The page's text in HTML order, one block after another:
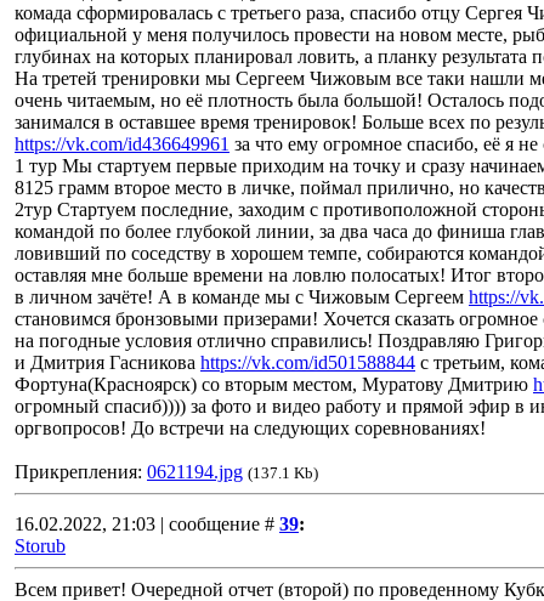
комада сформировалась с третьего раза, спасибо отцу
официальной у меня получилось провести на новом месте,
глубинах на которых планировал ловить, а планку
На третей тренировки мы Сергеем Чижовым все таки нашли
очень читаемым, но её плотность была большой! Осталось
занимался в оставшее время тренировок! Больше всех по
https://vk.com/id436649961 за что ему огромное спасибо, её я
1 тур Мы стартуем первые приходим на точку и сразу
8125 грамм второе место в личке, поймал прилично, но
2тур Стартуем последние, заходим с противоположной
командой по более глубокой линии, за два часа до финиша
ловивший по соседству в хорошем темпе, собираются
оставляя мне больше времени на ловлю полосатых! Итог
в личном зачёте! А в команде мы с Чижовым Сергеем https://
становимся бронзовыми призерами! Хочется сказать
на погодные условия отлично справились! Поздравляю
и Дмитрия Гасникова https://vk.com/id501588844 с третьим,
Фортуна(Красноярск) со вторым местом, Муратову Дмитрию
огромный спасиб)))) за фото и видео работу и прямой эфир в
оргвопросов! До встречи на следующих соревнованиях!
Прикрепления: 0621194.jpg (137.1 Kb)
16.02.2022, 21:03 | сообщение # 39:
Storub
Всем привет! Очередной отчет (второй) по проведенному